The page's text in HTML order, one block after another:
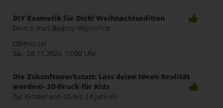
DIY Kosmetik für Dich! Weihnachtsedition
Dein x-mas Beauty-Workshop
Oberursel
Sa., 28.11.2026 10:00 Uhr
Die Zukunftswerkstatt: Lass deine Ideen Realität
werden!- 3D-Druck für Kids
für Kinder von 10 bis 14 Jahren